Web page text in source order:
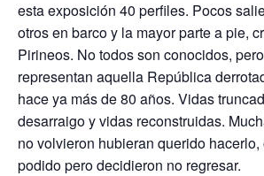
esta exposición 40 perfiles. Pocos
otros en barco y la mayor parte a pie,
Pirineos. No todos son conocidos,
representan aquella República
hace ya más de 80 años. Vidas
desarraigo y vidas reconstruidas.
no volvieron hubieran querido
podido pero decidieron no regresar.